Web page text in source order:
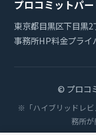
プロコミットパ
東京都目黒区下目黒
事務所HP料金プライ
© プロコ
※「ハイブリッドレビ
務所が